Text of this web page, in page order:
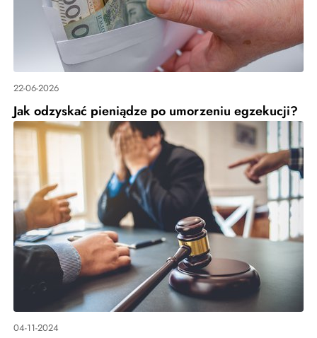
22-06-2026
Jak odzyskać pieniądze po umorzeniu egzekucji?
04-11-2024